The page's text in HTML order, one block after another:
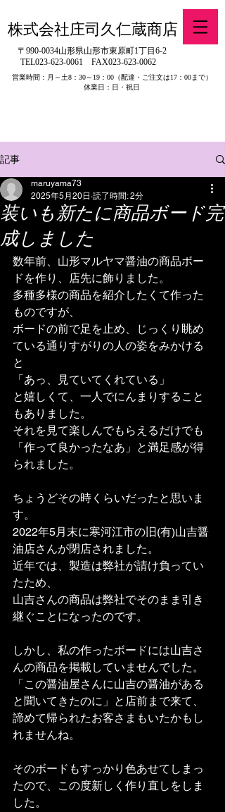
株式会社庄司久仁蔵商店
〒990-0034山形県山形市東原町1丁目6-2
TEL023-623-0061 FAX023-623-0062
営業時間：月～土8：30～19：00（配達・ご注文は17：00まで）
休業日：日・祝日
記事
装いも新たに商品ボード完
成しました
maruyama73
2025年5月20日 読了時間: 2分
数年前、山形マルヤマ醤油の商品ボー
ドを作り、店先に飾りました。
多種多様の商品を紹介したくて作った
ものですが、
ボードの前で足を止め、じっくり眺め
ている通りすがりの人の姿をみかける
と
「あっ、見ていてくれている」
と嬉しくて、一人でにんまりすること
もありました。
それを見て楽しんでもらえるだけでも
「作って良かったなあ」と満足感が得
られました。
ちょうどその時くらいだったと思いま
す。
2022年5月末に寒河江市の旧(有)山吉醤
油店さんが閉店されました。
近年では、製造は弊社が請け負ってい
たため、
山吉さんの商品は弊社でそのまま引き
継ぐことになったのです。
しかし、私の作ったボードには山吉さ
んの商品を掲載していませんでした。
「この醤油屋さんに山吉の醤油がある
と聞いてきたのに」と店前まで来て、
諦めて帰られたお客さまもいたかもし
れませんね。
そのボードもすっかり色あせてしまっ
たので、この度新しく作り直しをしま
した。